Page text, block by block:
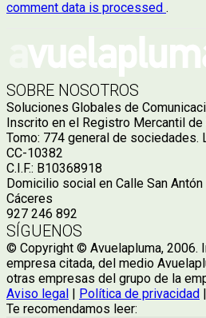
comment data is processed .
SOBRE NOSOTROS
Soluciones Globales de
Inscrito en el Registro Mercantil de
Tomo: 774 general de sociedades.
CC-10382
C.I.F.: B10368918
Domicilio social en Calle San
Cáceres
927 246 892
SÍGUENOS
© Copyright © Avuelapluma, 2006.
empresa citada, del medio
otras empresas del grupo de la
Aviso legal
Política de privacidad
Te recomendamos leer: